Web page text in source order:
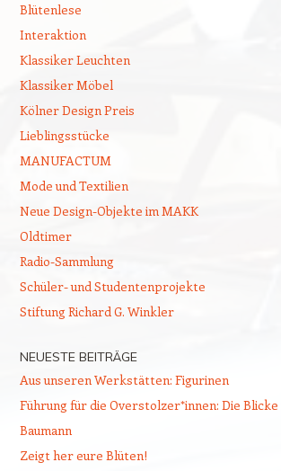
Blütenlese
Interaktion
Klassiker Leuchten
Klassiker Möbel
Kölner Design Preis
Lieblingsstücke
MANUFACTUM
Mode und Textilien
Neue Design-Objekte im MAKK
Oldtimer
Radio-Sammlung
Schüler- und Studentenprojekte
Stiftung Richard G. Winkler
NEUESTE BEITRÄGE
Aus unseren Werkstätten: Figurinen
Führung für die Overstolzer*innen: Die
Baumann
Zeigt her eure Blüten!